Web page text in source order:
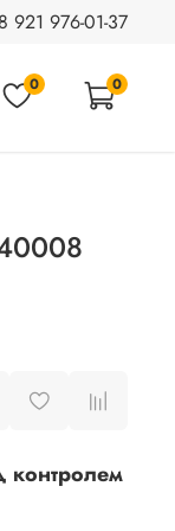
8 921 976-01-37
0 0
контролем